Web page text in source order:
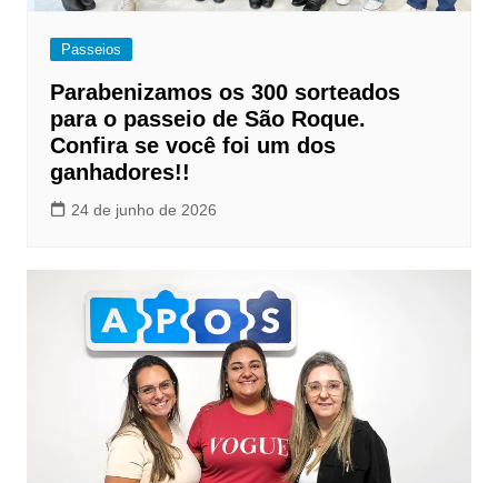
Passeios
Parabenizamos os 300 sorteados
para o passeio de São Roque.
Confira se você foi um dos
ganhadores!!
24 de junho de 2026